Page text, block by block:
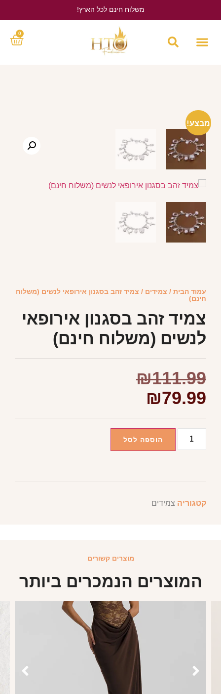
משלוח חינם לכל הארץ!
0
מבצע!
עמוד הבית / צמידים / צמיד זהב בסגנון אירופאי לנשים (משלוח
חינם)
צמיד זהב בסגנון אירופאי
לנשים (משלוח חינם)
₪111.99
₪79.99
הוספה לסל
קטגוריה צמידים
מוצרים קשורים
המוצרים הנמכרים ביותר